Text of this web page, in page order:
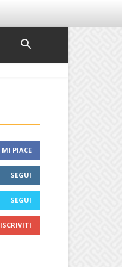
MI PIACE
SEGUI
SEGUI
ISCRIVITI